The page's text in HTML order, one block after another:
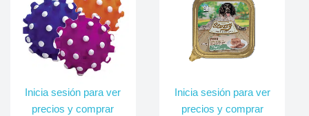
Inicia sesión para ver
precios y comprar
Inicia sesión para ver
precios y comprar